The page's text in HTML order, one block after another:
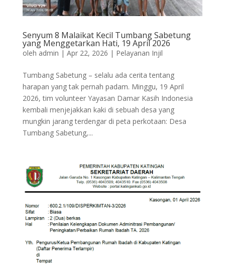
Senyum 8 Malaikat Kecil Tumbang Sabetung
yang Menggetarkan Hati, 19 April 2026
oleh admin | Apr 22, 2026 | Pelayanan Injil
Tumbang Sabetung – selalu ada cerita tentang
harapan yang tak pernah padam. Minggu, 19 April
2026, tim volunteer Yayasan Damar Kasih Indonesia
kembali menjejakkan kaki di sebuah desa yang
mungkin jarang terdengar di peta perkotaan: Desa
Tumbang Sabetung,...